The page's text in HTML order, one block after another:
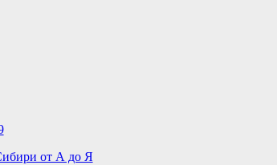
от А до Я